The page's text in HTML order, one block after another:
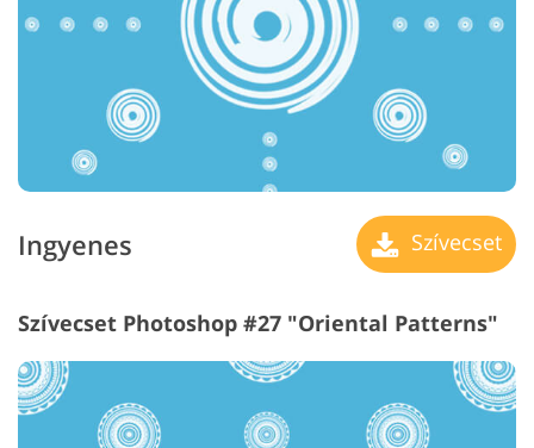
Ingyenes Szívecset
Szívecset Photoshop #27 "Oriental Patterns"